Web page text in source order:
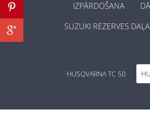
IZPĀRDOŠANA
SUZUKI REZERVES
HUSQVARNA TC 50